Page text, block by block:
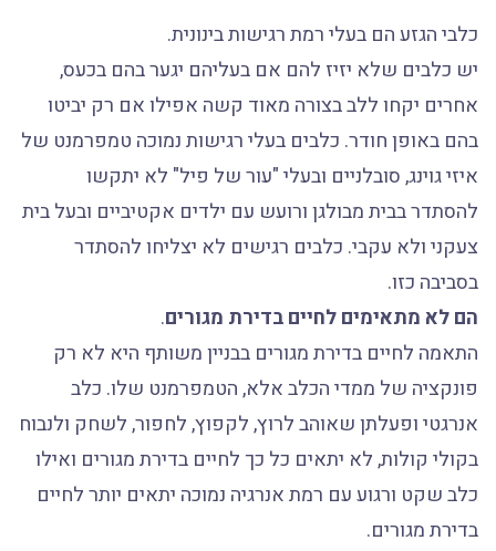
כלבי הגזע הם בעלי רמת רגישות בינונית.
יש כלבים שלא יזיז להם אם בעליהם יגער בהם בכעס,
אחרים יקחו ללב בצורה מאוד קשה אפילו אם רק יביטו
בהם באופן חודר. כלבים בעלי רגישות נמוכה טמפרמנט של
איזי גוינג, סובלניים ובעלי "עור של פיל" לא יתקשו
להסתדר בבית מבולגן ורועש עם ילדים אקטיביים ובעל בית
צעקני ולא עקבי. כלבים רגישים לא יצליחו להסתדר
בסביבה כזו.
הם לא מתאימים לחיים בדירת מגורים.
התאמה לחיים בדירת מגורים בבניין משותף היא לא רק
פונקציה של ממדי הכלב אלא, הטמפרמנט שלו. כלב
אנרגטי ופעלתן שאוהב לרוץ, לקפוץ, לחפור, לשחק ולנבוח
בקולי קולות, לא יתאים כל כך לחיים בדירת מגורים ואילו
כלב שקט ורגוע עם רמת אנרגיה נמוכה יתאים יותר לחיים
בדירת מגורים.